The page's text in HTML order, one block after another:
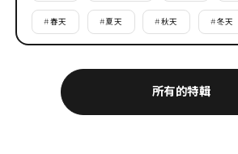
所有的特輯
#春天 #夏天 #秋天 #冬天